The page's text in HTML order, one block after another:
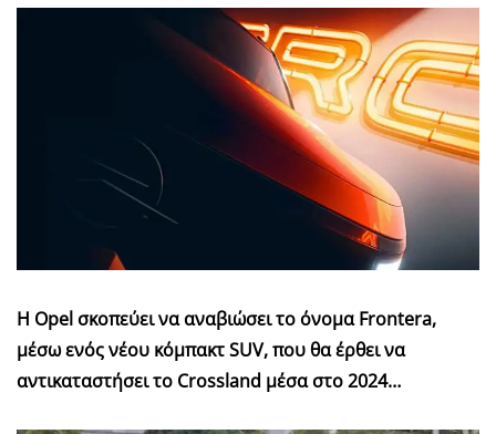
Η Opel σκοπεύει να αναβιώσει το όνομα Frontera,
μέσω ενός νέου κόμπακτ SUV, που θα έρθει να
αντικαταστήσει το Crossland μέσα στο 2024…